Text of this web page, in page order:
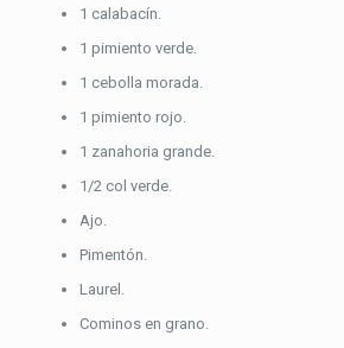
1 calabacín.
1 pimiento verde.
1 cebolla morada.
1 pimiento rojo.
1 zanahoria grande.
1/2 col verde.
Ajo.
Pimentón.
Laurel.
Cominos en grano.